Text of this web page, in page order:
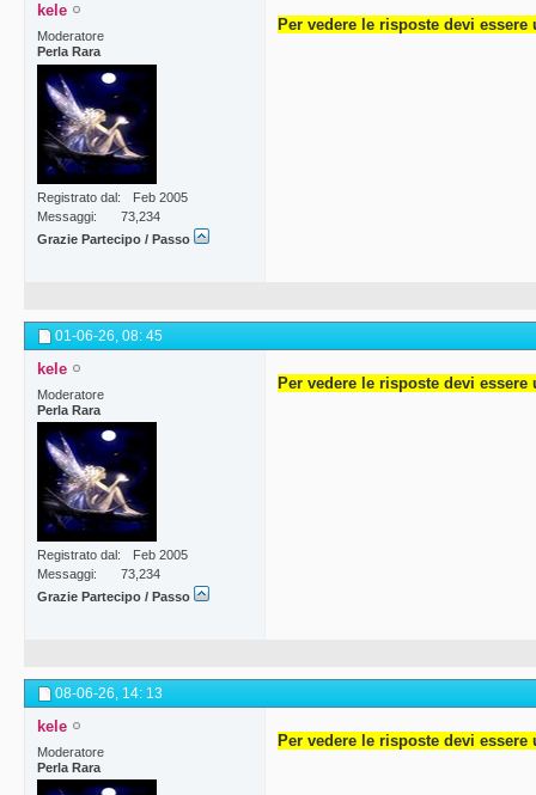
kele
Moderatore
Perla Rara
Registrato dal
Feb 2005
Messaggi
73,234
Grazie Partecipo / Passo
Per vedere le risposte devi
01-06-26, 08: 45
kele
Moderatore
Perla Rara
Registrato dal
Feb 2005
Messaggi
73,234
Grazie Partecipo / Passo
Per vedere le risposte devi essere
08-06-26, 14: 13
kele
Moderatore
Perla Rara
Per vedere le risposte devi